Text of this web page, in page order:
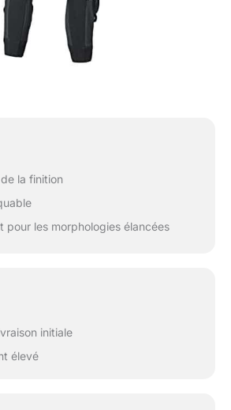
la finition
pour les morphologies élancées
initiale
élevé